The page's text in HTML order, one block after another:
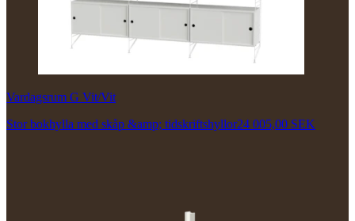
Vardagsrum G Vit/Vit
Stor bokhylla med skåp &amp; tidskriftshyllor24 005,00 SEK